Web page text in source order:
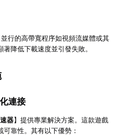
行的高帶寬程序如視頻流媒體或其
降低下載速度並引發失敗。
連接
器】提供專業解決方案。這款遊戲
靠性。其有以下優勢：